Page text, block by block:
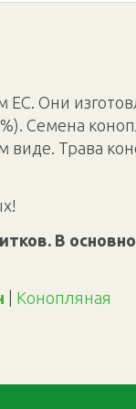
ЕС. Они
Семена
виде. Трава
В
Конопляная